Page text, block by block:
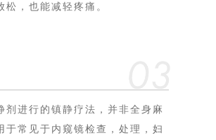
松，也能减轻疼痛。
剂进⾏的镇静疗法，并⾮全⾝⿇
于常见于内窥镜检查，处理，妇